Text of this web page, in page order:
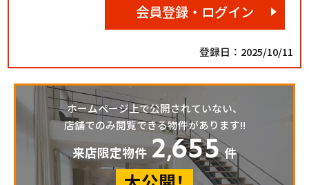
会員登録・ログイン
登録日：2025/10/11
ホームページ上で公開されていない、
店舗でのみ閲覧できる物件があります!!
来店限定物件 2,655 件